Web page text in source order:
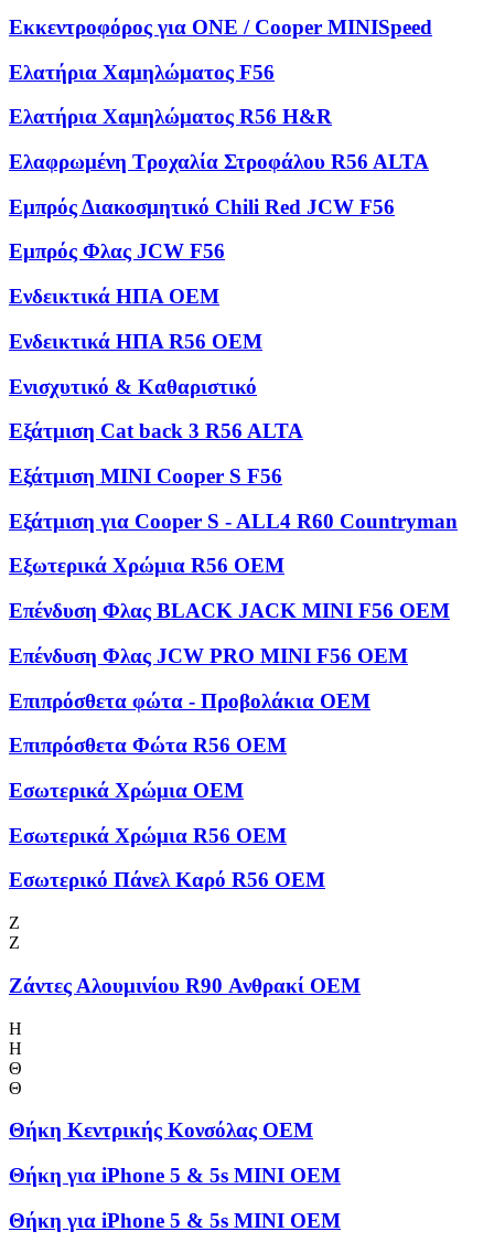
Εκκεντροφόρος για ONE / Cooper MINISpeed
Ελατήρια Χαμηλώματος F56
Ελατήρια Χαμηλώματος R56 H&R
Ελαφρωμένη Τροχαλία Στροφάλου R56 ALTA
Εμπρός Διακοσμητικό Chili Red JCW F56
Εμπρός Φλας JCW F56
Ενδεικτικά ΗΠΑ OEM
Ενδεικτικά ΗΠΑ R56 OEM
Ενισχυτικό & Καθαριστικό
Εξάτμιση Cat back 3 R56 ALTA
Εξάτμιση MINI Cooper S F56
Εξάτμιση για Cooper S - ALL4 R60 Countryman
Εξωτερικά Χρώμια R56 OEM
Επένδυση Φλας BLACK JACK MINI F56 OEM
Επένδυση Φλας JCW PRO MINI F56 OEM
Επιπρόσθετα φώτα - Προβολάκια OEM
Επιπρόσθετα Φώτα R56 OEM
Εσωτερικά Χρώμια OEM
Εσωτερικά Χρώμια R56 OEM
Εσωτερικό Πάνελ Καρό R56 OEM
Ζ
Ζ
Ζάντες Αλουμινίου R90 Ανθρακί OEM
Η
Η
Θ
Θ
Θήκη Kεντρικής Kονσόλας OEM
Θήκη για iPhone 5 & 5s MINI OEM
Θήκη για iPhone 5 & 5s MINI OEM